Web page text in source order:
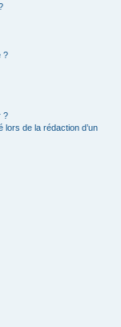
?
?
lors de la rédaction d’un